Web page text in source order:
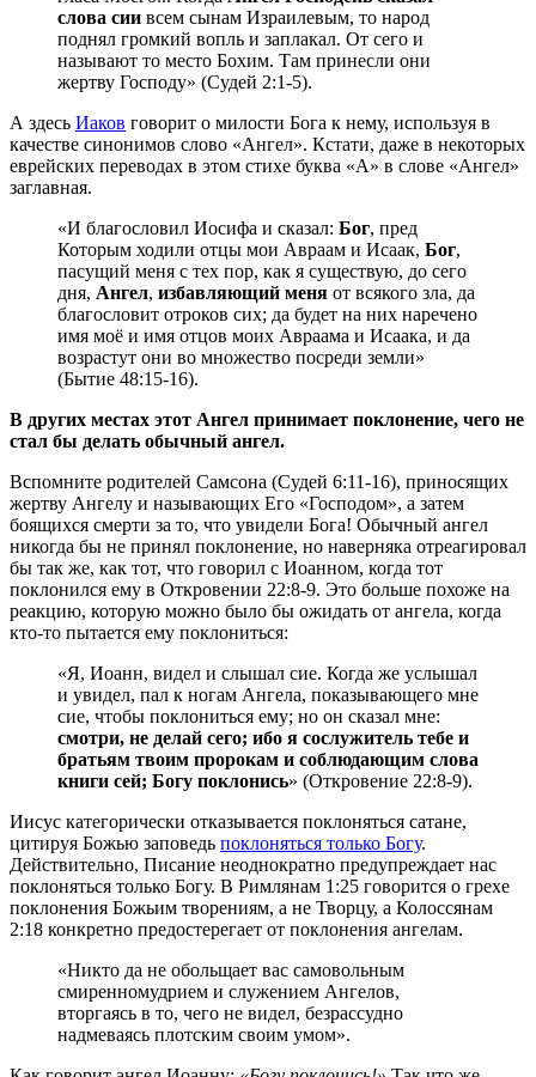
слова сии всем сынам Израилевым, то народ
поднял громкий вопль и заплакал. От сего и
называют то место Бохим. Там принесли они
жертву Господу» (Судей 2:1-5).
А здесь Иаков говорит о милости Бога к нему, используя в
качестве синонимов слово «Ангел». Кстати, даже в некоторых
еврейских переводах в этом стихе буква «А» в слове «Ангел»
заглавная.
«И благословил Иосифа и сказал: Бог, пред
Которым ходили отцы мои Авраам и Исаак, Бог,
пасущий меня с тех пор, как я существую, до сего
дня, Ангел, избавляющий меня от всякого зла, да
благословит отроков сих; да будет на них наречено
имя моё и имя отцов моих Авраама и Исаака, и да
возрастут они во множество посреди земли»
(Бытие 48:15-16).
В других местах этот Ангел принимает поклонение, чего не
стал бы делать обычный ангел.
Вспомните родителей Самсона (Судей 6:11-16), приносящих
жертву Ангелу и называющих Его «Господом», а затем
боящихся смерти за то, что увидели Бога! Обычный ангел
никогда бы не принял поклонение, но наверняка отреагировал
бы так же, как тот, что говорил с Иоанном, когда тот
поклонился ему в Откровении 22:8-9. Это больше похоже на
реакцию, которую можно было бы ожидать от ангела, когда
кто-то пытается ему поклониться:
«Я, Иоанн, видел и слышал сие. Когда же услышал
и увидел, пал к ногам Ангела, показывающего мне
сие, чтобы поклониться ему; но он сказал мне:
смотри, не делай сего; ибо я сослужитель тебе и
братьям твоим пророкам и соблюдающим слова
книги сей; Богу поклонись» (Откровение 22:8-9).
Иисус категорически отказывается поклоняться сатане,
цитируя Божью заповедь поклоняться только Богу.
Действительно, Писание неоднократно предупреждает нас
поклоняться только Богу. В Римлянам 1:25 говорится о грехе
поклонения Божьим творениям, а не Творцу, а Колоссянам
2:18 конкретно предостерегает от поклонения ангелам.
«Никто да не обольщает вас самовольным
смиренномудрием и служением Ангелов,
вторгаясь в то, чего не видел, безрассудно
надмеваясь плотским своим умом».